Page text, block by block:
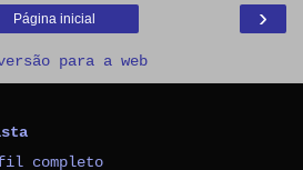
›
Página inicial
para a web
completo